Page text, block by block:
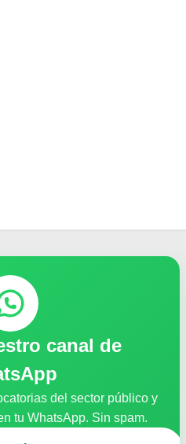
canal de
del sector público y
tu WhatsApp. Sin spam.